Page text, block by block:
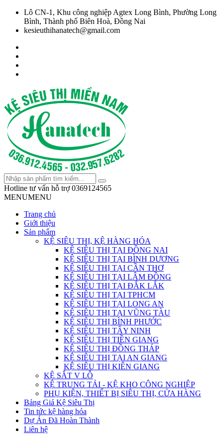
Lô CN-1, Khu công nghiệp Agtex Long Bình, Phường Long
Bình, Thành phố Biên Hoà, Đồng Nai
kesieuthihanatech@gmail.com
Hotline tư vấn hỗ trợ 0369124565
MENUMENU
Trang chủ
Giới thiệu
Sản phẩm
KỆ SIÊU THỊ, KỆ HÀNG HÓA
KỆ SIÊU THỊ TẠI ĐỒNG NAI
KỆ SIÊU THỊ TẠI BÌNH DƯƠNG
KỆ SIÊU THỊ TẠI CẦN THƠ
KỆ SIÊU THỊ TẠI LÂM ĐỒNG
KỆ SIÊU THỊ TẠI ĐẮK LẮK
KỆ SIÊU THỊ TẠI TPHCM
KỆ SIÊU THỊ TẠI LONG AN
KỆ SIÊU THỊ TẠI VŨNG TÀU
KỆ SIÊU THỊ BÌNH PHƯỚC
KỆ SIÊU THỊ TÂY NINH
KỆ SIÊU THỊ TIỀN GIANG
KỆ SIÊU THỊ ĐỒNG THÁP
KỆ SIÊU THỊ TẠI AN GIANG
KỆ SIÊU THỊ KIÊN GIANG
KỆ SẮT V LỖ
KỆ TRUNG TẢI - KỆ KHO CÔNG NGHIỆP
PHỤ KIỆN, THIẾT BỊ SIÊU THỊ, CỬA HÀNG
Bảng Giá Kệ Siêu Thị
Tin tức kệ hàng hóa
Dự Án Đã Hoàn Thành
Liên hệ